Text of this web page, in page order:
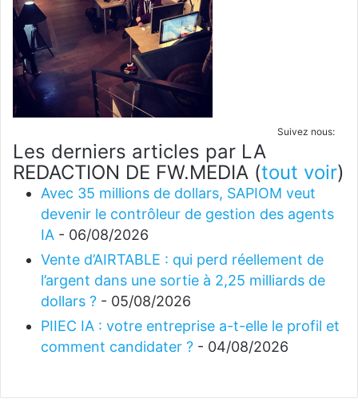
Suivez nous:
Les derniers articles par LA
REDACTION DE FW.MEDIA (tout voir)
Avec 35 millions de dollars, SAPIOM veut
devenir le contrôleur de gestion des agents
IA - 06/08/2026
Vente d’AIRTABLE : qui perd réellement de
l’argent dans une sortie à 2,25 milliards de
dollars ? - 05/08/2026
PIIEC IA : votre entreprise a-t-elle le profil et
comment candidater ? - 04/08/2026